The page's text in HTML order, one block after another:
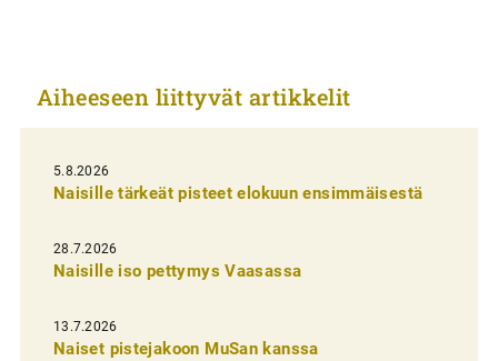
k
e
l
i
e
n
e
Aiheeseen liittyvät artikkelit
5.8.2026
Naisille tärkeät pisteet elokuun ensimmäisestä
28.7.2026
Naisille iso pettymys Vaasassa
13.7.2026
Naiset pistejakoon MuSan kanssa